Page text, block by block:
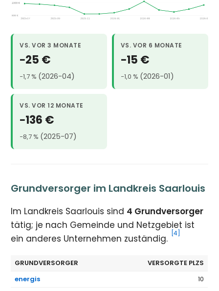
VS. VOR 3 MONATE
−25 €
−1,7 % (2026-04)
VS. VOR 6 MONATE
−15 €
−1,0 % (2026-01)
VS. VOR 12 MONATE
−136 €
−8,7 % (2025-07)
Grundversorger im Landkreis Saarlouis
Im Landkreis Saarlouis sind 4 Grundversorger
tätig; je nach Gemeinde und Netzgebiet ist
ein anderes Unternehmen zuständig.
[4]
GRUNDVERSORGER
VERSORGTE PLZS
energis
10